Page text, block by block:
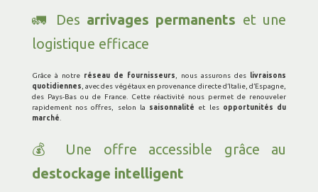
🚛 Des arrivages permanents et une
logistique efficace
Grâce à notre réseau de fournisseurs , nous assurons des
livraisons
quotidiennes , avec des végétaux en provenance directe d’Italie, d’Espagne,
des Pays-Bas ou de France. Cette réactivité nous permet de renouveler
rapidement nos offres, selon la saisonnalité et les opportunités du
marché
💰 Une offre accessible grâce au
destockage intelligent